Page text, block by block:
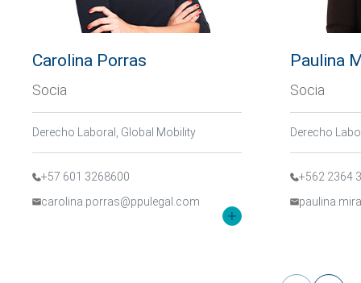
Carolina Porras
Socia
Derecho Laboral, Global Mobility
+57 601 3268600
carolina.porras@ppulegal.com
Paulina
Socia
Derecho
+562 2364